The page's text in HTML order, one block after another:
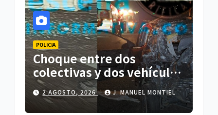
POLICIA
Choque entre dos
colectivas y dos vehículos
deja cinco personas
lesionadas en Atlihuetzia
2 AGOSTO, 2026 J. MANUEL MONTIEL